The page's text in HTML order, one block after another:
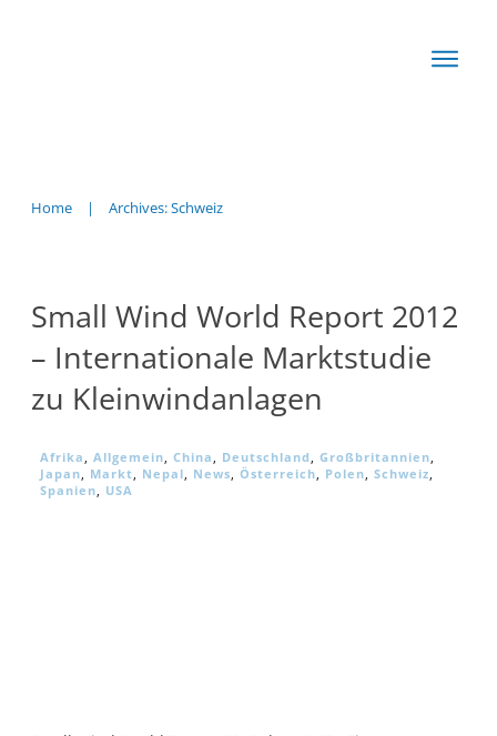
Home | Archives: Schweiz
Small Wind World Report 2012
– Internationale Marktstudie
zu Kleinwindanlagen
Afrika Allgemein China Deutschland Großbritannien
Japan
Markt Nepal News Österreich Polen Schweiz
Spanien
USA